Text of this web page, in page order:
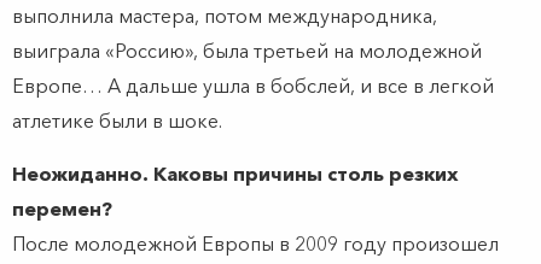
выполнила мастера, потом международника,
выиграла «Россию», была третьей на молодежной
Европе… А дальше ушла в бобслей, и все в легкой
атлетике были в шоке.
Неожиданно. Каковы причины столь резких
перемен?
После молодежной Европы в 2009 году произошел